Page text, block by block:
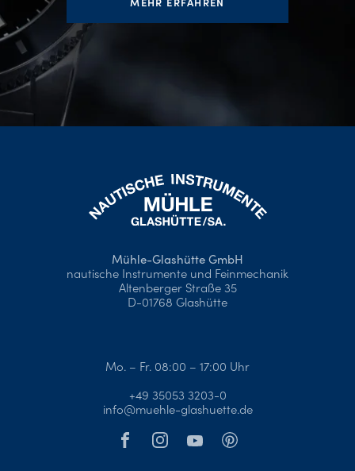
Mo. – Fr. 08:00 – 17:00 Uhr
+49 35053 3203-0
info@muehle-glashuette.de
Mühle-Glashütte GmbH
nautische Instrumente und Feinmechanik
Altenberger Straße 35
D-01768 Glashütte